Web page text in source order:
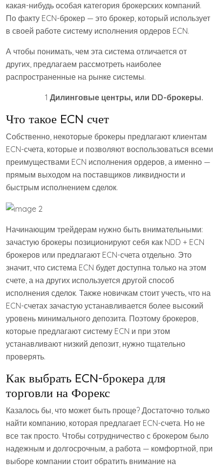
какая-нибудь особая категория брокерских компаний.
По факту ECN-брокер — это брокер, который использует
в своей работе систему исполнения ордеров ECN.
А чтобы понимать, чем эта система отличается от
других, предлагаем рассмотреть наиболее
распространенные на рынке системы.
1 Дилинговые центры, или DD-брокеры.
Что такое ECN счет
Собственно, некоторые брокеры предлагают клиентам
ECN-счета, которые и позволяют воспользоваться всеми
преимуществами ECN исполнения ордеров, а именно —
прямым выходом на поставщиков ликвидности и
быстрым исполнением сделок.
Начинающим трейдерам нужно быть внимательными:
зачастую брокеры позиционируют себя как NDD + ECN
брокеров или предлагают ECN-счета отдельно. Это
значит, что система ECN будет доступна только на этом
счете, а на других используется другой способ
исполнения сделок. Также новичкам стоит учесть, что на
ECN-счетах зачастую устанавливается более высокий
уровень минимального депозита. Поэтому брокеров,
которые предлагают систему ECN и при этом
устанавливают низкий депозит, нужно тщательно
проверять.
Как выбрать ECN-брокера для
торговли на Форекс
Казалось бы, что может быть проще? Достаточно только
найти компанию, которая предлагает ECN-счета. Но не
все так просто. Чтобы сотрудничество с брокером было
надежным и долгосрочным, а работа — комфортной, при
выборе компании стоит обратить внимание на